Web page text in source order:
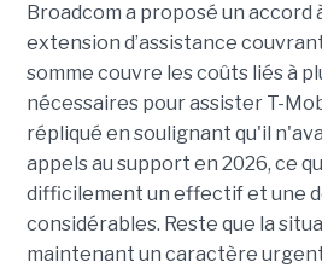
Broadcom a proposé un accord
extension d’assistance
somme couvre les coûts liés à
nécessaires pour assister T-
répliqué en soulignant qu'il
appels au support en 2026, ce
difficilement un effectif et une
considérables. Reste que la
maintenant un caractère